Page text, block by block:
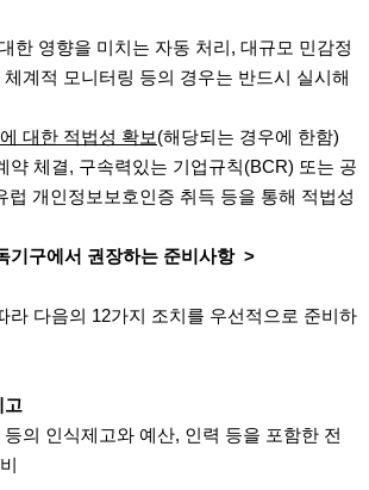
한 영향을 미치는 자동 처리, 대규모 민감정
계적 모니터링 등의 경우는 반드시 실시해
대한 적법성 확보(해당되는 경우에 한함)
약 체결, 구속력있는 기업규칙(BCR) 또는 공
럽 개인정보보호인증 취득 등을 통해 적법성
기구에서 권장하는 준비사항 >
라 다음의 12가지 조치를 우선적으로 준비하
의 인식제고와 예산, 인력 등을 포함한 전